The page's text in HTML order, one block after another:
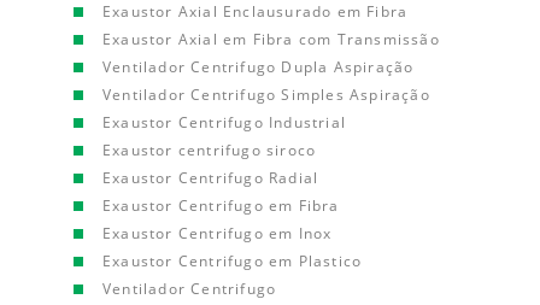
Exaustor Axial Enclausurado em Fibra
Exaustor Axial em Fibra com Transmissão
Ventilador Centrifugo Dupla Aspiração
Ventilador Centrifugo Simples Aspiração
Exaustor Centrifugo Industrial
Exaustor centrifugo siroco
Exaustor Centrifugo Radial
Exaustor Centrifugo em Fibra
Exaustor Centrifugo em Inox
Exaustor Centrifugo em Plastico
Ventilador Centrifugo